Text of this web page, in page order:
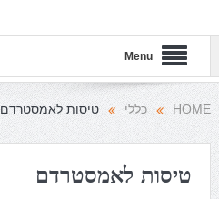
Menu
HOME כללי טיסות לאמסטרדם
טיסות לאמסטרדם